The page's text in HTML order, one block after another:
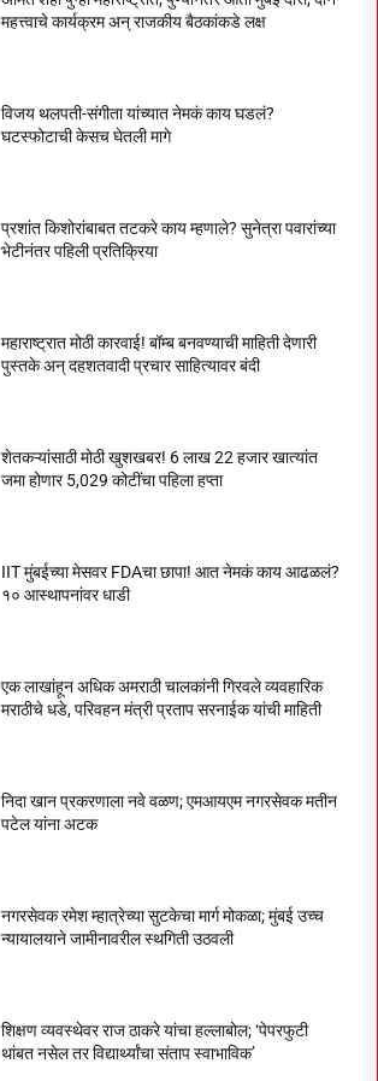
महत्त्वाचे कार्यक्रम अन् राजकीय बैठकांकडे लक्ष
विजय थलपती-संगीता यांच्यात नेमकं काय घडलं?
घटस्फोटाची केसच घेतली मागे
प्रशांत किशोरांबाबत तटकरे काय म्हणाले? सुनेत्रा पवारांच्या
भेटीनंतर पहिली प्रतिक्रिया
महाराष्ट्रात मोठी कारवाई! बॉम्ब बनवण्याची माहिती देणारी
पुस्तके अन् दहशतवादी प्रचार साहित्यावर बंदी
शेतकऱ्यांसाठी मोठी खुशखबर! 6 लाख 22 हजार खात्यांत
जमा होणार 5,029 कोटींचा पहिला हप्ता
IIT मुंबईच्या मेसवर FDAचा छापा! आत नेमकं काय आढळलं?
१० आस्थापनांवर धाडी
एक लाखांहून अधिक अमराठी चालकांनी गिरवले व्यवहारिक
मराठीचे धडे, परिवहन मंत्री प्रताप सरनाईक यांची माहिती
निदा खान प्रकरणाला नवे वळण; एमआयएम नगरसेवक मतीन
पटेल यांना अटक
नगरसेवक रमेश म्हात्रेच्या सुटकेचा मार्ग मोकळा; मुंबई उच्च
न्यायालयाने जामीनावरील स्थगिती उठवली
शिक्षण व्यवस्थेवर राज ठाकरे यांचा हल्लाबोल; ‘पेपरफुटी
थांबत नसेल तर विद्यार्थ्यांचा संताप स्वाभाविक’